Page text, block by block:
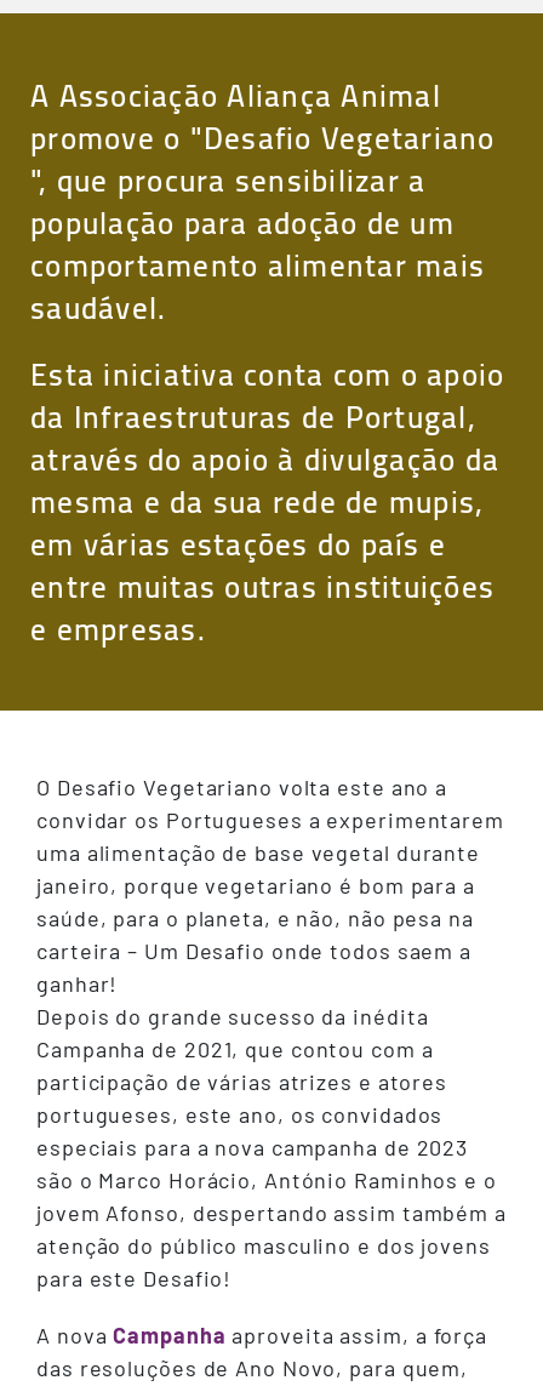
A Associação Aliança Animal
promove o "Desafio Vegetariano
", que procura sensibilizar a
população para adoção de um
comportamento alimentar mais
saudável.
Esta iniciativa conta com o apoio
da Infraestruturas de Portugal,
através do apoio à divulgação da
mesma e da sua rede de mupis,
em várias estações do país e
entre muitas outras instituições
e empresas.
O Desafio Vegetariano volta este ano a
convidar os Portugueses a experimentarem
uma alimentação de base vegetal durante
janeiro, porque vegetariano é bom para a
saúde, para o planeta, e não, não pesa na
carteira – Um Desafio onde todos saem a
ganhar!
Depois do grande sucesso da inédita
Campanha de 2021, que contou com a
participação de várias atrizes e atores
portugueses, este ano, os convidados
especiais para a nova campanha de 2023
são o Marco Horácio, António Raminhos e o
jovem Afonso, despertando assim também a
atenção do público masculino e dos jovens
para este Desafio!
A novaCampanhaaproveita assim, a força
das resoluções de Ano Novo, para quem,